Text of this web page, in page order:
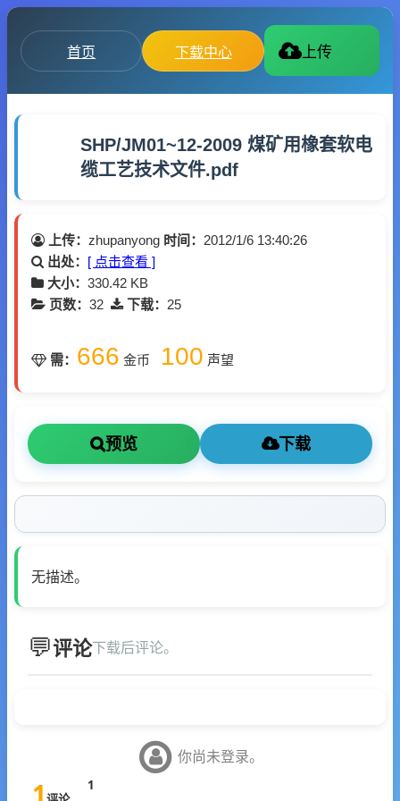
首页 下载中心 上传
SHP/JM01~12-2009 煤矿用橡套软电
缆工艺技术文件.pdf
上传： zhupanyong 时间： 2012/1/6 13:40:26
出处： [ 点击查看 ]
大小： 330.42 KB
页数： 32 下载： 25
需： 666 金币 100 声望
预览 下载
无描述。
评论下载后评论。
你尚未登录。
1 1